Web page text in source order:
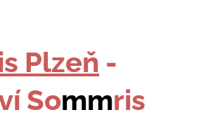
Plzeň -
Sommris